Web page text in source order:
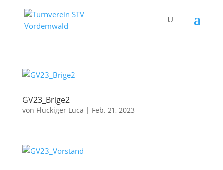
GV23_Brige2
von Flückiger Luca | Feb. 21, 2023